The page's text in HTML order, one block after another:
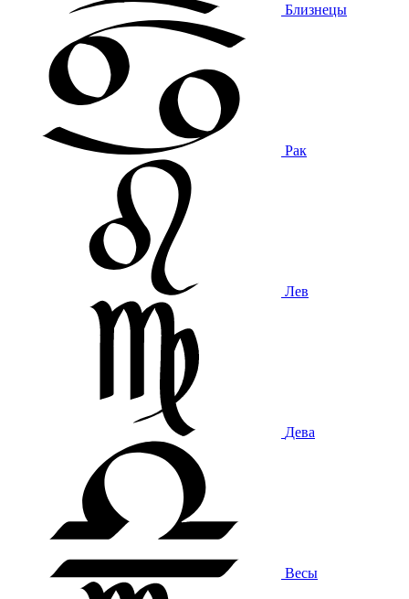
Близнецы
Рак
Лев
Дева
Весы